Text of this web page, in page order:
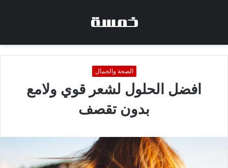
الصحة والجمال
افضل الحلول لشعر قوي ولامع
بدون تقصف